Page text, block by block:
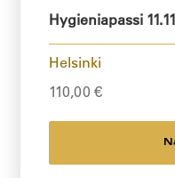
Hygieniapassi
Helsinki
110,00 €